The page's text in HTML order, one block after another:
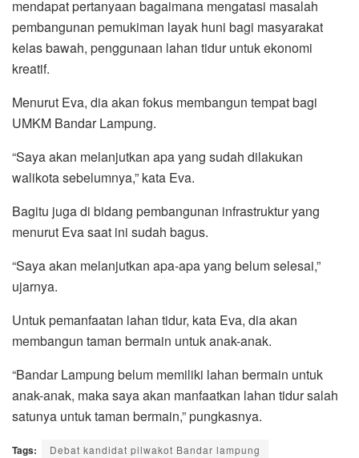
mendapat pertanyaan bagaimana mengatasi masalah
pembangunan pemukiman layak huni bagi masyarakat
kelas bawah, penggunaan lahan tidur untuk ekonomi
kreatif.
Menurut Eva, dia akan fokus membangun tempat bagi
UMKM Bandar Lampung.
“Saya akan melanjutkan apa yang sudah dilakukan
walikota sebelumnya,” kata Eva.
Bagitu juga di bidang pembangunan infrastruktur yang
menurut Eva saat ini sudah bagus.
“Saya akan melanjutkan apa-apa yang belum selesai,”
ujarnya.
Untuk pemanfaatan lahan tidur, kata Eva, dia akan
membangun taman bermain untuk anak-anak.
“Bandar Lampung belum memiliki lahan bermain untuk
anak-anak, maka saya akan manfaatkan lahan tidur salah
satunya untuk taman bermain,” pungkasnya.
Tags:
Debat kandidat pilwakot Bandar lampung